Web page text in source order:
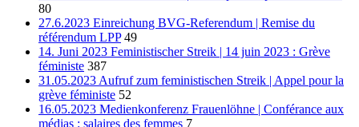
80
27.6.2023 Einreichung BVG-Referendum | Remise du
référendum LPP 49
14. Juni 2023 Feministischer Streik | 14 juin 2023 : Grève
féministe 387
31.05.2023 Aufruf zum feministischen Streik | Appel pour la
grève féministe 52
16.05.2023 Medienkonferenz Frauenlöhne | Conférance aux
médias : salaires des femmes 7